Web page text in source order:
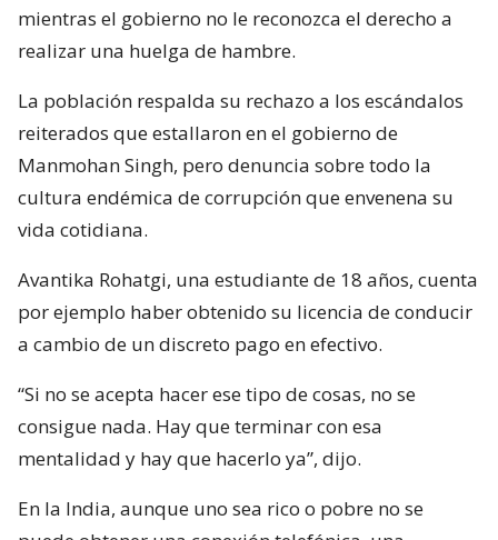
mientras el gobierno no le reconozca el derecho a
realizar una huelga de hambre.
La población respalda su rechazo a los escándalos
reiterados que estallaron en el gobierno de
Manmohan Singh, pero denuncia sobre todo la
cultura endémica de corrupción que envenena su
vida cotidiana.
Avantika Rohatgi, una estudiante de 18 años, cuenta
por ejemplo haber obtenido su licencia de conducir
a cambio de un discreto pago en efectivo.
“Si no se acepta hacer ese tipo de cosas, no se
consigue nada. Hay que terminar con esa
mentalidad y hay que hacerlo ya”, dijo.
En la India, aunque uno sea rico o pobre no se